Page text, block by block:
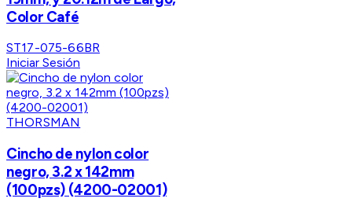
Color Café
ST17-075-66BR
Iniciar Sesión
THORSMAN
Cincho de nylon color
negro, 3.2 x 142mm
(100pzs) (4200-02001)